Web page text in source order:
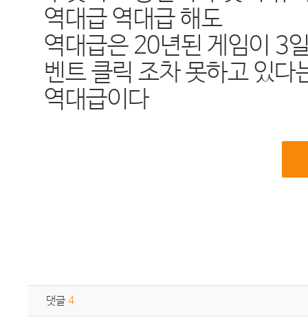
역대급 역대급 해도
역대급은 20년된 게임이 3
벤트 클릭 조차 못하고 있다
역대급이다
댓글 4